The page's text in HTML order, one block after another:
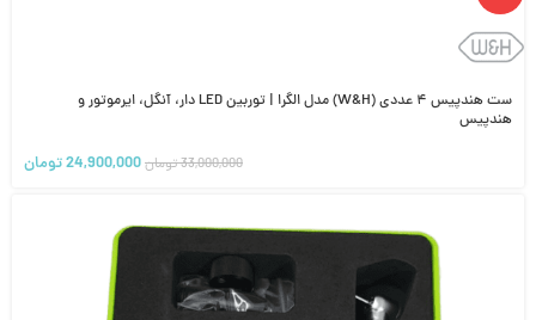
ست هندپیس ۴ عددی (W&H) مدل الگرا | توربین LED دار، آنگل، ایرموتور و
هندپیس
33,000,000تومان24,900,000تومان